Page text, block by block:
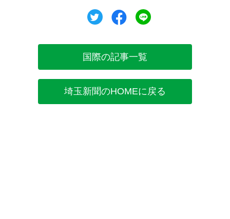
ツイートシェア
国際の記事一覧
埼玉新聞のHOMEに戻る